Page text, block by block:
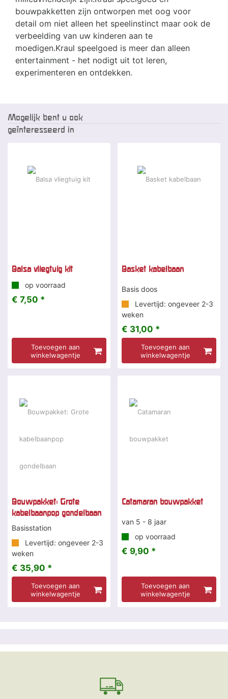
bouwpakketten zijn ontworpen met oog voor
detail om niet alleen het speelinstinct maar ook de
verbeelding van uw kinderen aan te
moedigen.Kraul speelgoed is meer dan alleen
entertainment - het nodigt uit tot leren,
experimenteren en ontdekken.
Mogelijk bent u ook
geïnteresseerd in
Balsa vliegtuig kit
op voorraad
€ 7,50 *
Toevoegen aan
winkelwagentje
Basket kabelbaan
Basis doos
Levertijd: ongeveer 2-3
weken
€ 31,00 *
Toevoegen aan
winkelwagentje
Bouwpakket: Grote
kabelbaanpop gondelbaan
Basisstation
Levertijd: ongeveer 2-3
weken
€ 35,90 *
Toevoegen aan
winkelwagentje
Catamaran bouwpakket
van 5 - 8 jaar
op voorraad
€ 9,90 *
Toevoegen aan
winkelwagentje